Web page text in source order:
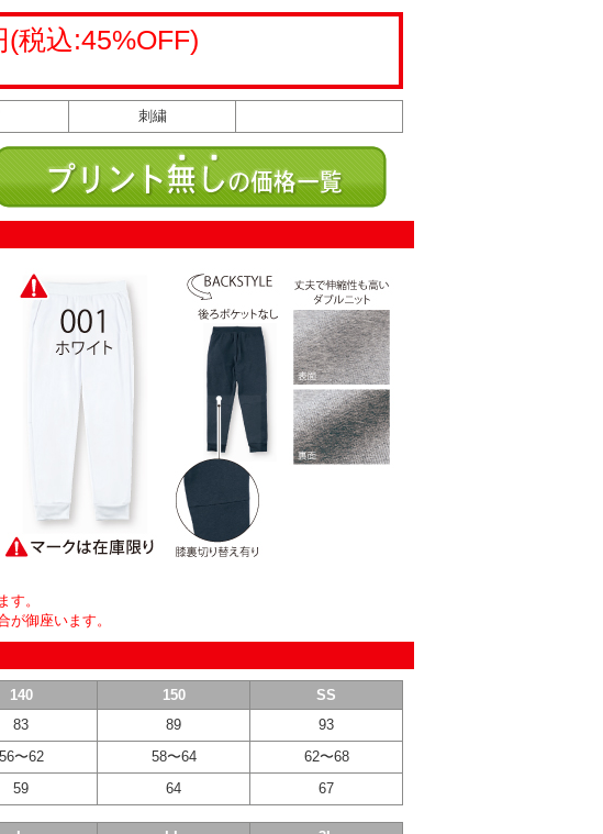
(税込:45%OFF)
刺繍
す。
御座います。
140 150
SS
83 89
93
56〜62 58〜64
62〜68
59 64 67